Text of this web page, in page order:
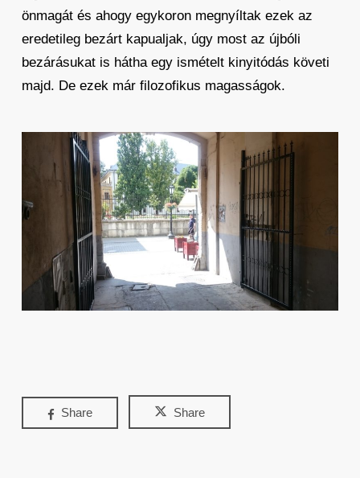
önmagát és ahogy egykoron megnyíltak ezek az
eredetileg bezárt kapualjak, úgy most az újbóli
bezárásukat is hátha egy ismételt kinyitódás követi
majd. De ezek már filozofikus magasságok.
Share Share